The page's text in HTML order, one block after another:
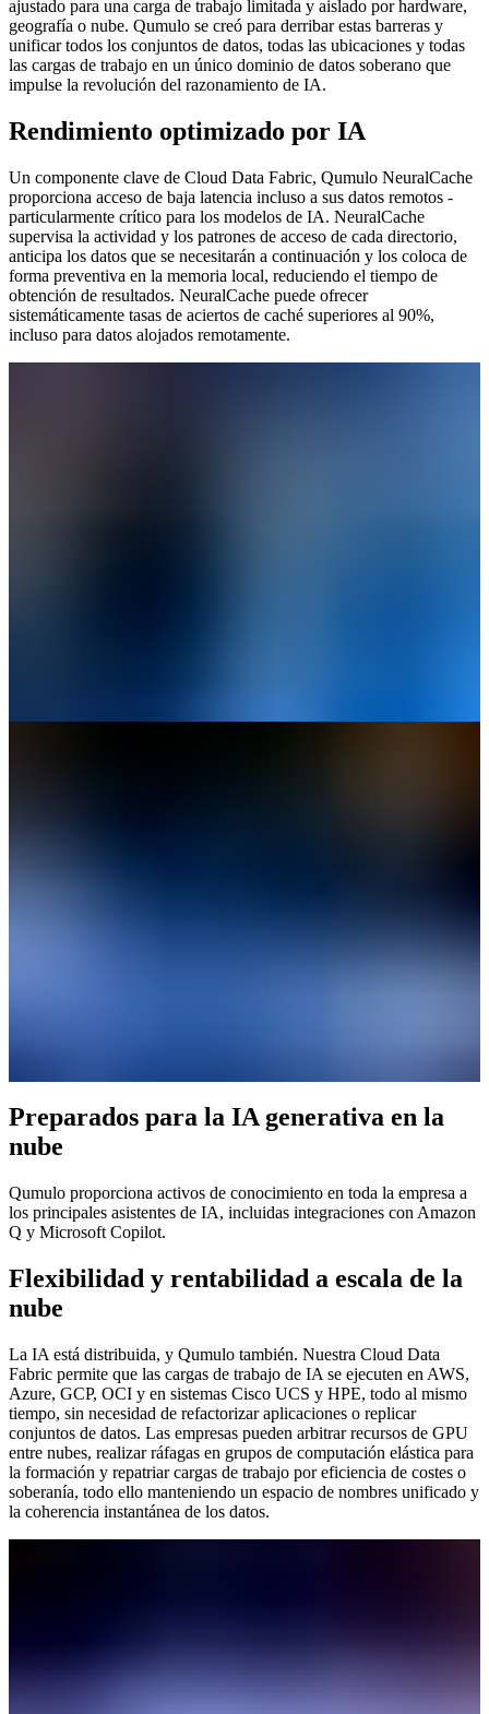
ajustado para una carga de trabajo limitada y aislado por hardware,
geografía o nube. Qumulo se creó para derribar estas barreras y
unificar todos los conjuntos de datos, todas las ubicaciones y todas
las cargas de trabajo en un único dominio de datos soberano que
impulse la revolución del razonamiento de IA.
Rendimiento optimizado por IA
Un componente clave de Cloud Data Fabric, Qumulo NeuralCache
proporciona acceso de baja latencia incluso a sus datos remotos -
particularmente crítico para los modelos de IA. NeuralCache
supervisa la actividad y los patrones de acceso de cada directorio,
anticipa los datos que se necesitarán a continuación y los coloca de
forma preventiva en la memoria local, reduciendo el tiempo de
obtención de resultados. NeuralCache puede ofrecer
sistemáticamente tasas de aciertos de caché superiores al 90%,
incluso para datos alojados remotamente.
Preparados para la IA generativa en la
nube
Qumulo proporciona activos de conocimiento en toda la empresa a
los principales asistentes de IA, incluidas integraciones con Amazon
Q y Microsoft Copilot.
Flexibilidad y rentabilidad a escala de la
nube
La IA está distribuida, y Qumulo también. Nuestra Cloud Data
Fabric permite que las cargas de trabajo de IA se ejecuten en AWS,
Azure, GCP, OCI y en sistemas Cisco UCS y HPE, todo al mismo
tiempo, sin necesidad de refactorizar aplicaciones o replicar
conjuntos de datos. Las empresas pueden arbitrar recursos de GPU
entre nubes, realizar ráfagas en grupos de computación elástica para
la formación y repatriar cargas de trabajo por eficiencia de costes o
soberanía, todo ello manteniendo un espacio de nombres unificado y
la coherencia instantánea de los datos.